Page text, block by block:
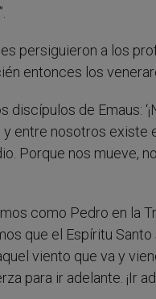
persiguieron a los
entonces los
de Emaus:
entre nosotros existe
Porque nos mueve,
como Pedro en la
que el Espíritu
viento que va y
para ir adelante. ¡Ir